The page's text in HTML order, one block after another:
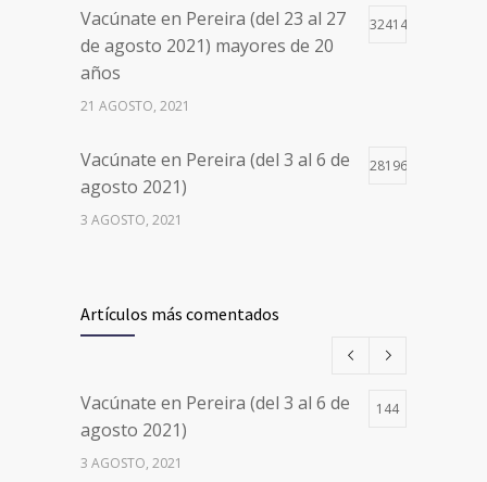
Vacúnate en Pereira (del 23 al 27
de agosto 2021) mayores de 20
años
32414
21 AGOSTO, 2021
Vacúnate en Pereira (del 3 al 6 de
agosto 2021)
28196
3 AGOSTO, 2021
de agosto 2021) mayores de 20
años
Números de Teléfono y Horarios
de Atención para pedir Citas
Médicas en los 5 departamentos
Artículos más comentados
Vacúnate en Pereira (del 3 al 6 de
agosto 2021)
144
3 AGOSTO, 2021